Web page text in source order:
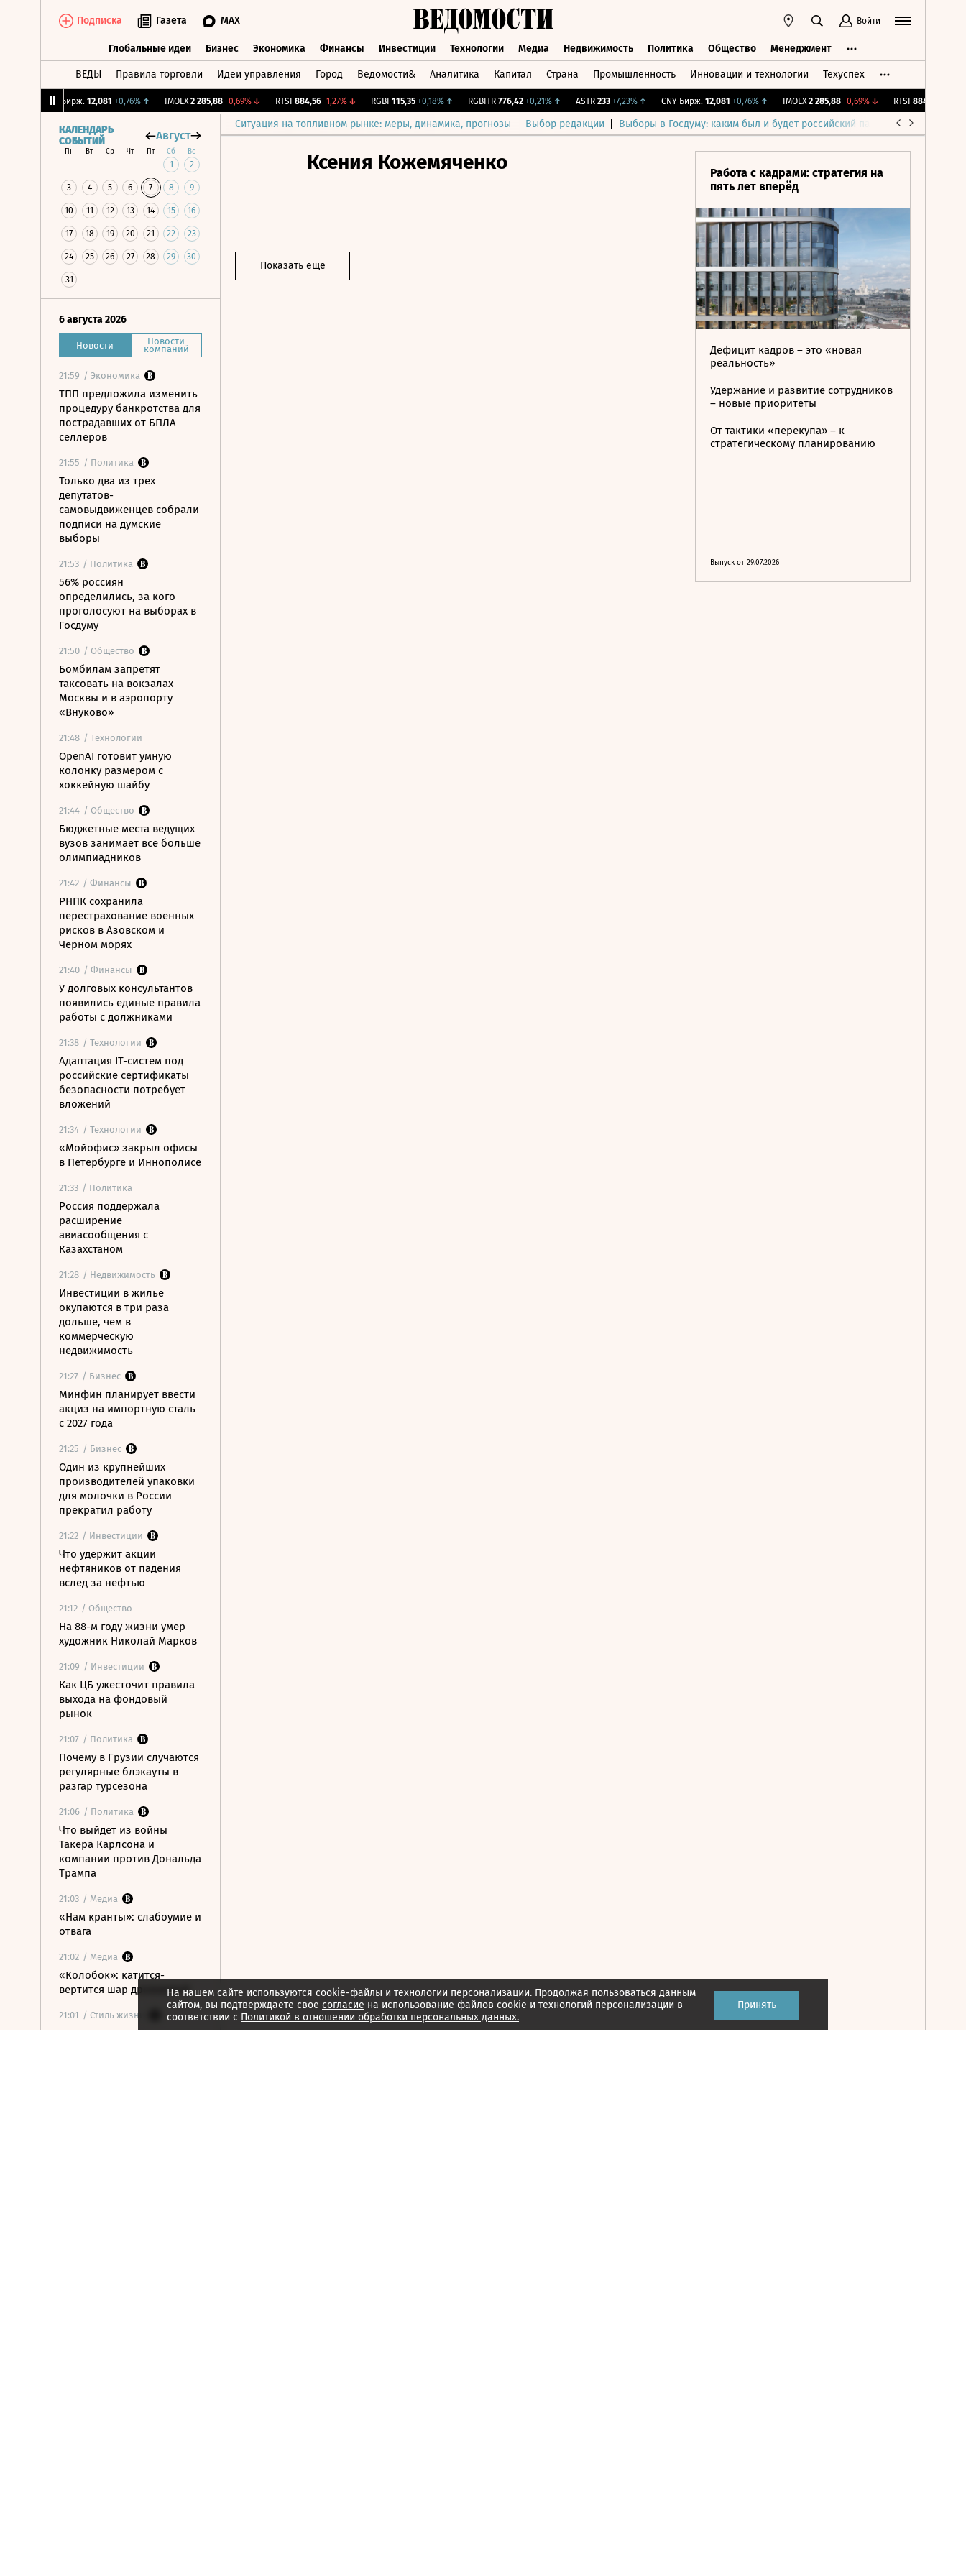
Подписка Газета MAX Войти
Глобальные идеи Бизнес Экономика Финансы Инвестиции Технологии Медиа Недвижимость Политика Общество Менеджмент
ВЕДЫ Правила торговли Идеи управления Город Ведомости& Аналитика Капитал Страна Промышленность Инновации и технологии Техуспех
CNY Бирж. 12,081 +0,76%↑ IMOEX 2 285,88 -0,69%↓ RTSI 884,56 -1,27%↓ RGBI 115,35 +0,18% ↑ RGBITR 776,42 +0,21%↑ ASTR 233 +7,23%↑ CNY Бирж. 12,081 +0,76%↑ IMOEX 2 285,88 -0,69%↓ RTSI 884,56
Ситуация на топливном рынке: меры, динамика, прогнозы Выбор редакции Выборы в Госдуму: каким был и будет российский парламент
КАЛЕНДАРЬ
СОБЫТИЙ
Август
Пн Вт Ср Чт Пт Сб Вс
1 2
3 4 5 6 7 8 9
10 11 12 13 14 15 16
17 18 19 20 21 22 23
24 25 26 27 28 29 30
31
6 августа 2026
Новости Новости
компаний
21:59 / Экономика
ТПП предложила изменить
процедуру банкротства для
пострадавших от БПЛА
селлеров
21:55 / Политика
Только два из трех
депутатов-
самовыдвиженцев собрали
подписи на думские
выборы
21:53 / Политика
56% россиян
определились, за кого
проголосуют на выборах в
Госдуму
21:50 / Общество
Бомбилам запретят
таксовать на вокзалах
Москвы и в аэропорту
«Внуково»
21:48 / Технологии
OpenAI готовит умную
колонку размером с
хоккейную шайбу
21:44 / Общество
Бюджетные места ведущих
вузов занимает все больше
олимпиадников
21:42 / Финансы
РНПК сохранила
перестрахование военных
рисков в Азовском и
Черном морях
21:40 / Финансы
У долговых консультантов
появились единые правила
работы с должниками
21:38 / Технологии
Адаптация IT-систем под
российские сертификаты
безопасности потребует
вложений
21:34 / Технологии
«Мойофис» закрыл офисы
в Петербурге и Иннополисе
21:33 / Политика
Россия поддержала
расширение
авиасообщения с
Казахстаном
21:28 / Недвижимость
Инвестиции в жилье
окупаются в три раза
дольше, чем в
коммерческую
недвижимость
21:27 / Бизнес
Минфин планирует ввести
акциз на импортную сталь
с 2027 года
21:25 / Бизнес
Один из крупнейших
производителей упаковки
для молочки в России
прекратил работу
21:22 / Инвестиции
Что удержит акции
нефтяников от падения
вслед за нефтью
21:12 / Общество
На 88-м году жизни умер
художник Николай Марков
21:09 / Инвестиции
Как ЦБ ужесточит правила
выхода на фондовый
рынок
21:07 / Политика
Почему в Грузии случаются
регулярные блэкауты в
разгар турсезона
21:06 / Политика
Что выйдет из войны
Такера Карлсона и
компании против Дональда
Трампа
21:03 / Медиа
«Нам кранты»: слабоумие и
отвага
21:02 / Медиа
«Колобок»: катится-
вертится шар дрожжевой
21:01 / Стиль жизни
Марина Брусникина:
Ксения Кожемяченко
Показать еще
Работа с кадрами: стратегия на
пять лет вперёд
Дефицит кадров – это «новая
реальность»
Удержание и развитие сотрудников
– новые приоритеты
От тактики «перекупа» – к
стратегическому планированию
Выпуск от 29.07.2026
На нашем сайте используются cookie-файлы и технологии персонализации. Продолжая пользоваться данным
сайтом, вы подтверждаете свое согласие на использование файлов cookie и технологий персонализации в
соответствии с Политикой в отношении обработки персональных данных.
Принять